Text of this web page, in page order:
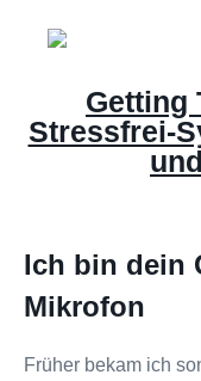
Getting
Stressfrei-
Ich bin dein
Mikrofon
Früher bekam ich